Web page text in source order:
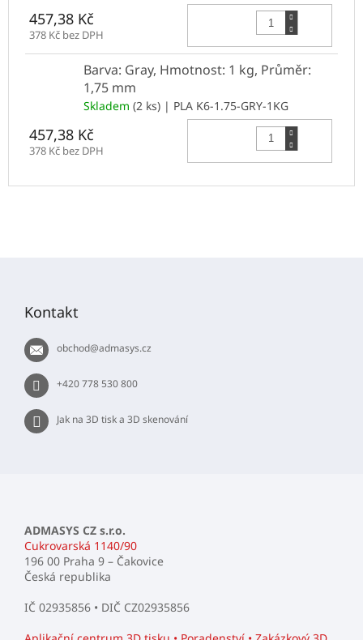
457,38 Kč
378 Kč bez DPH
Barva: Gray, Hmotnost: 1 kg, Průměr:
1,75 mm
Skladem (2 ks) | PLA K6-1.75-GRY-1KG
457,38 Kč
378 Kč bez DPH
Kontakt
obchod@admasys.cz
+420 778 530 800
Jak na 3D tisk a 3D skenování
ADMASYS CZ s.r.o.
Cukrovarská 1140/90
196 00 Praha 9 – Čakovice
Česká republika
IČ 02935856 • DIČ CZ02935856